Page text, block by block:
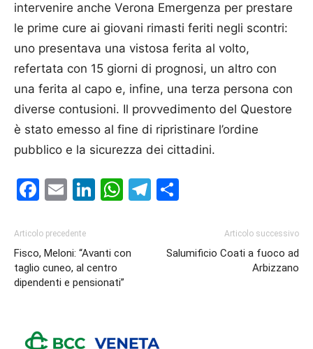
intervenire anche Verona Emergenza per prestare
le prime cure ai giovani rimasti feriti negli scontri:
uno presentava una vistosa ferita al volto,
refertata con 15 giorni di prognosi, un altro con
una ferita al capo e, infine, una terza persona con
diverse contusioni. Il provvedimento del Questore
è stato emesso al fine di ripristinare l’ordine
pubblico e la sicurezza dei cittadini.
Facebook
EmailLinkedIn
WhatsApp
Telegram
Articolo precedente
Fisco, Meloni: “Avanti con
taglio cuneo, al centro
dipendenti e pensionati”
Articolo successivo
Salumificio Coati a fuoco ad
Arbizzano